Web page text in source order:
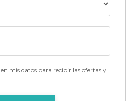
mis datos para recibir las ofertas y